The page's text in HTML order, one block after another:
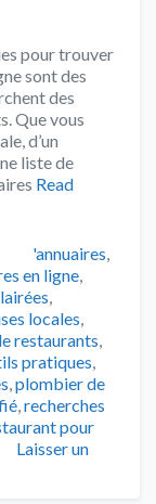
pour trouver
sont des
des
Que vous
d’un
liste de
Read
Tags
'annuaires,
en ligne,
,
locales,
restaurants,
pratiques,
,plombier de
,recherches
pour
Laisser un